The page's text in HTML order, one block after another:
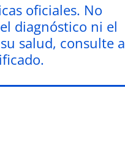
oficiales. No
diagnóstico ni el
salud, consulte a